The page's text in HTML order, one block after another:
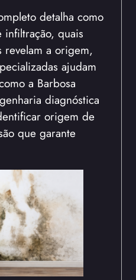
detalha como
quais
revelam a origem,
ajudam
a Barbosa
diagnóstica
origem de
que garante